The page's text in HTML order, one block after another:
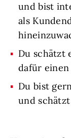
und bist
als
Du schätzt
dafür
Du bist
und